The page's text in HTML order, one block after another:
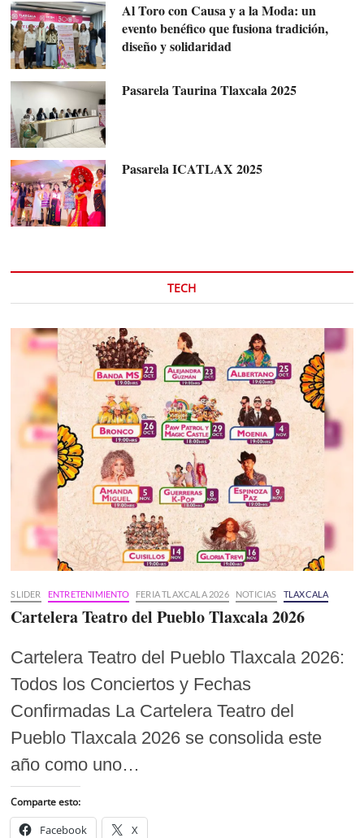
Al Toro con Causa y a la Moda: un
evento benéfico que fusiona tradición,
diseño y solidaridad
Pasarela Taurina Tlaxcala 2025
Pasarela ICATLAX 2025
TECH
SLIDER ENTRETENIMIENTO FERIA TLAXCALA 2026 NOTICIAS TLAXCALA
Cartelera Teatro del Pueblo Tlaxcala 2026
Cartelera Teatro del Pueblo Tlaxcala 2026:
Todos los Conciertos y Fechas
Confirmadas La Cartelera Teatro del
Pueblo Tlaxcala 2026 se consolida este
año como uno…
Comparte esto:
Facebook X